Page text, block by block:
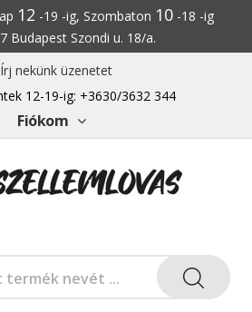
12 -19 -ig, Szombaton 10-18 -ig
Budapest Szondi u. 18/a.
nekünk üzenetet
12-19-ig: +3630/3632 344
Fiókom